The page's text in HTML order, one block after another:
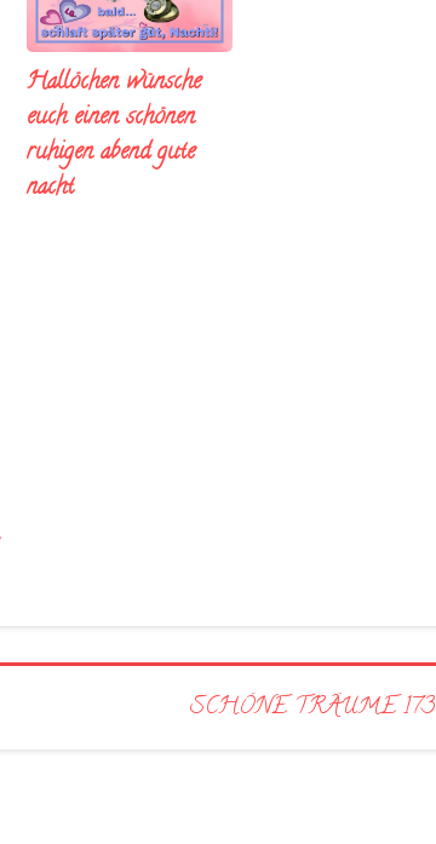
Hallöchen wünsche
euch einen schönen
ruhigen abend gute
nacht
SCHÖNE TRÄUME 173